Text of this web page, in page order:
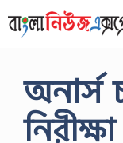
to
অনার্স